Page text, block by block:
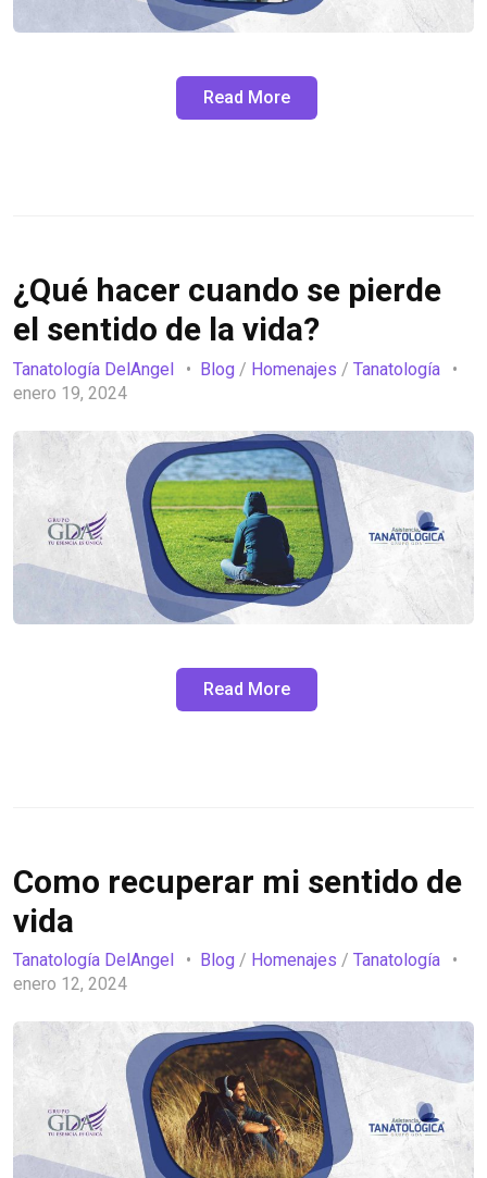
Read More
¿Qué hacer cuando se pierde
el sentido de la vida?
Tanatología DelAngel Blog / Homenajes / Tanatología
enero 19, 2024
Read More
Como recuperar mi sentido de
vida
Tanatología DelAngel Blog / Homenajes / Tanatología
enero 12, 2024